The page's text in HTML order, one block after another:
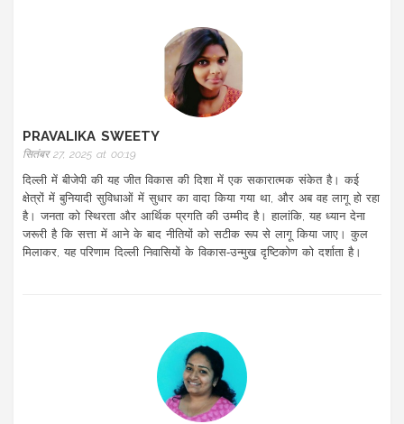
PRAVALIKA SWEETY
सितंबर 27, 2025 at 00:19
दिल्ली में बीजेपी की यह जीत विकास की दिशा में एक सकारात्मक संकेत है। कई
क्षेत्रों में बुनियादी सुविधाओं में सुधार का वादा किया गया था, और अब वह लागू हो रहा
है। जनता को स्थिरता और आर्थिक प्रगति की उम्मीद है। हालांकि, यह ध्यान देना
जरूरी है कि सत्ता में आने के बाद नीतियों को सटीक रूप से लागू किया जाए। कुल
मिलाकर, यह परिणाम दिल्ली निवासियों के विकास‑उन्मुख दृष्टिकोण को दर्शाता है।